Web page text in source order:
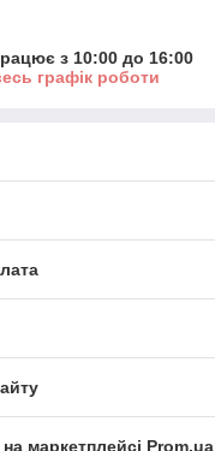
з 10:00 до 16:00
графік роботи
маркетплейсі Prom.ua